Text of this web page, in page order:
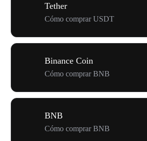
Tether
Cómo comprar USDT
Binance Coin
Cómo comprar BNB
BNB
Cómo comprar BNB